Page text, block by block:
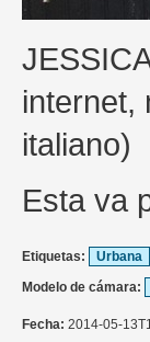
internet,
italiano)
Esta va
Etiquetas:
Urbana
Modelo de cámara:
Fecha: 2014-05-